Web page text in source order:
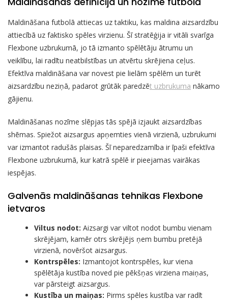
Maldināšana futbolā attiecas uz taktiku, kas maldina aizsardzību
attiecībā uz faktisko spēles virzienu. Šī stratēģija ir vitāli svarīga
Flexbone uzbrukumā, jo tā izmanto spēlētāju ātrumu un
veiklību, lai radītu neatbilstības un atvērtu skrējiena ceļus.
Efektīva maldināšana var novest pie lielām spēlēm un turēt
aizsardzību neziņā, padarot grūtāk paredzēt uzbrukuma nākamo
gājienu.
Maldināšanas nozīme slēpjas tās spējā izjaukt aizsardzības
shēmas. Spiežot aizsargus apņemties vienā virzienā, uzbrukumi
var izmantot radušās plaisas. Šī neparedzamība ir īpaši efektīva
Flexbone uzbrukumā, kur katrā spēlē ir pieejamas vairākas
iespējas.
Galvenās maldināšanas tehnikas Flexbone
ietvaros
Viltus nodot: Aizsargi var viltot nodot bumbu vienam
skrējējam, kamēr otrs skrējējs ņem bumbu pretējā
virzienā, novēršot aizsargus.
Kontrspēles: Izmantojot kontrspēles, kur viena
spēlētāja kustība noved pie pēkšņas virziena maiņas,
var pārsteigt aizsargus.
Kustība un maiņas: Pirms spēles kustība var radīt